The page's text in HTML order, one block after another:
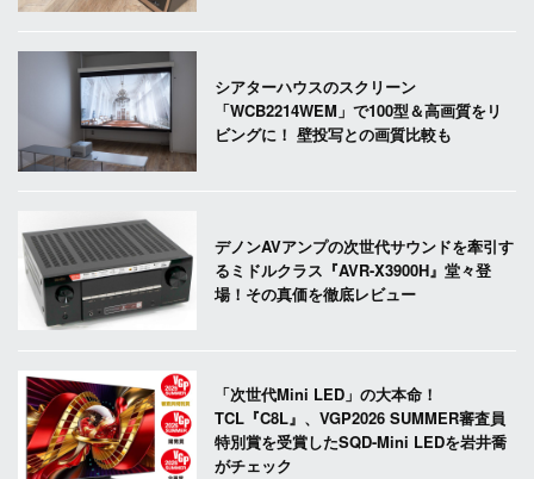
シアターハウスのスクリーン
「WCB2214WEM」で100型＆高画質をリ
ビングに！ 壁投写との画質比較も
デノンAVアンプの次世代サウンドを牽引す
るミドルクラス『AVR-X3900H』堂々登
場！その真価を徹底レビュー
「次世代Mini LED」の大本命！
TCL『C8L』、VGP2026 SUMMER審査員
特別賞を受賞したSQD-Mini LEDを岩井喬
がチェック